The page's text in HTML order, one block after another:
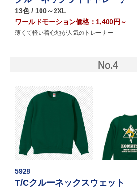
13色 / 100～2XL
ワールドモーション価格：1,400円～
薄くて軽い着心地が人気のトレーナー
5928
T/Cクルーネックスウェット